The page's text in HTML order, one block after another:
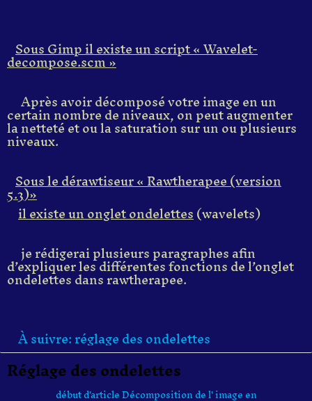
Sous Gimp il existe un script « Wavelet-
decompose.scm »
Après avoir décomposé votre image en un
certain nombre de niveaux, on peut augmenter
la netteté et ou la saturation sur un ou plusieurs
niveaux.
Sous le dérawtiseur « Rawtherapee (version
5.3)»
il existe un onglet ondelettes(wavelets)
je rédigerai plusieurs paragraphes afin
d’expliquer les différentes fonctions de l’onglet
ondelettes dans rawtherapee.
À suivre: réglage des ondelettes
Réglage des ondelettes
début d'article Décomposition de l' image en